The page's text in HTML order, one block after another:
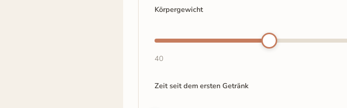
Körpergewicht
40
Zeit seit dem ersten Getränk